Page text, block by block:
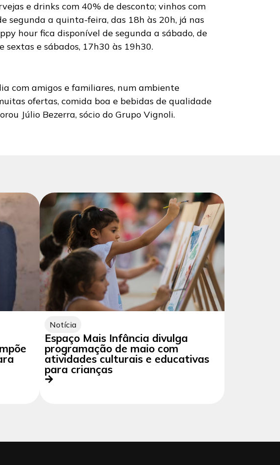
e drinks com 40% de desconto; vinhos com
segunda a quinta-feira, das 18h às 20h, já nas
hour fica disponível de segunda a sábado, de
sextas e sábados, 17h30 às 19h30.
com amigos e familiares, num ambiente
ofertas, comida boa e bebidas de qualidade
Júlio Bezerra, sócio do Grupo Vignoli.
Notícia
Espaço Mais Infância divulga
programação de maio com
atividades culturais e educativas
para crianças